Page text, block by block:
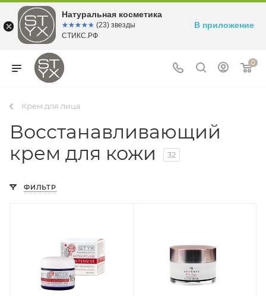
0
Крем для лица
Восстанавливающий
крем для кожи
32
ФИЛЬТР
Натуральная косметика
☆☆☆☆☆
★★★★★ (23) звезды
СТИКС.РФ
В приложение